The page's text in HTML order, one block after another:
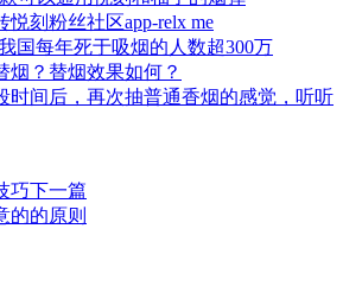
悦刻粉丝社区app-relx me
国每年死于吸烟的人数超300万
烟？替烟效果如何？
时间后，再次抽普通香烟的感觉，听听
巧下一篇
的的原则